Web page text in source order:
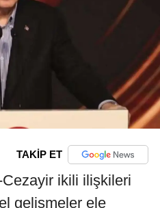
TAKİP ET
ikili ilişkileri
gelişmeler ele